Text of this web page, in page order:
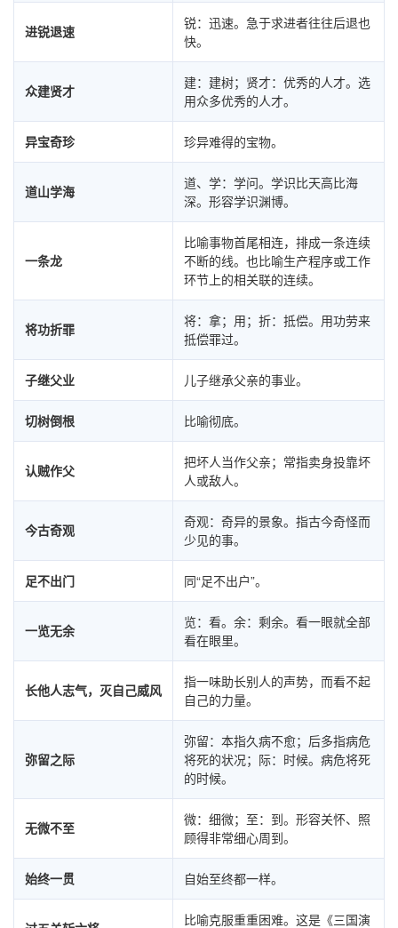
进锐退速
锐：迅速。急于求进者往往后退也
快。
众建贤才
建：建树；贤才：优秀的人才。选
用众多优秀的人才。
异宝奇珍 珍异难得的宝物。
道山学海
道、学：学问。学识比天高比海
深。形容学识渊博。
一条龙
比喻事物首尾相连，排成一条连续
不断的线。也比喻生产程序或工作
环节上的相关联的连续。
将功折罪
将：拿；用；折：抵偿。用功劳来
抵偿罪过。
子继父业 儿子继承父亲的事业。
切树倒根 比喻彻底。
认贼作父
把坏人当作父亲；常指卖身投靠坏
人或敌人。
今古奇观
奇观：奇异的景象。指古今奇怪而
少见的事。
足不出门 同“足不出户”。
一览无余
览：看。余：剩余。看一眼就全部
看在眼里。
长他人志气，灭自己威风
指一味助长别人的声势，而看不起
自己的力量。
弥留之际
弥留：本指久病不愈；后多指病危
将死的状况；际：时候。病危将死
的时候。
无微不至
微：细微；至：到。形容关怀、照
顾得非常细心周到。
始终一贯 自始至终都一样。
比喻克服重重困难。这是《三国演